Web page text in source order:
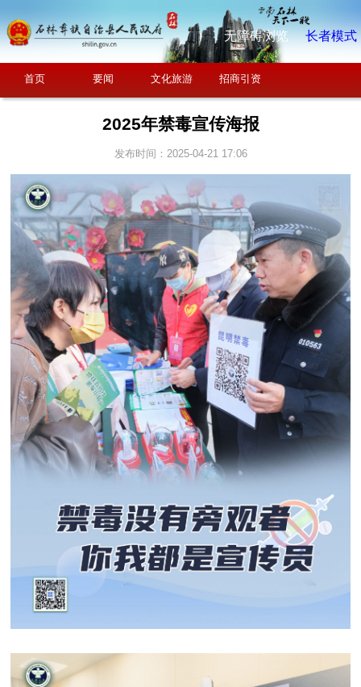
无障碍浏览 长者模式
首页 要闻 文化旅游 招商引资
2025年禁毒宣传海报
发布时间：2025-04-21 17:06